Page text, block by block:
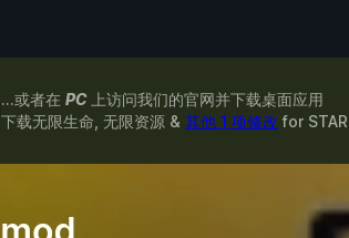
...或者在 PC上访问我们的官网并下载桌面应用
下载无限生命, 无限资源 & 其他 1 项修改 for